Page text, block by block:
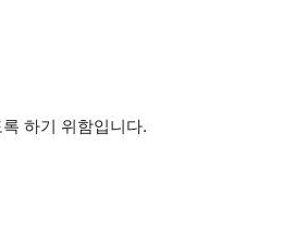
하기 위함입니다.